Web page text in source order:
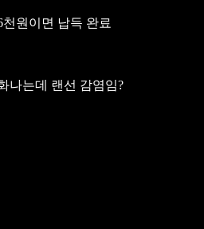
천원이면 납득 완료
나는데 랜선 감염임?